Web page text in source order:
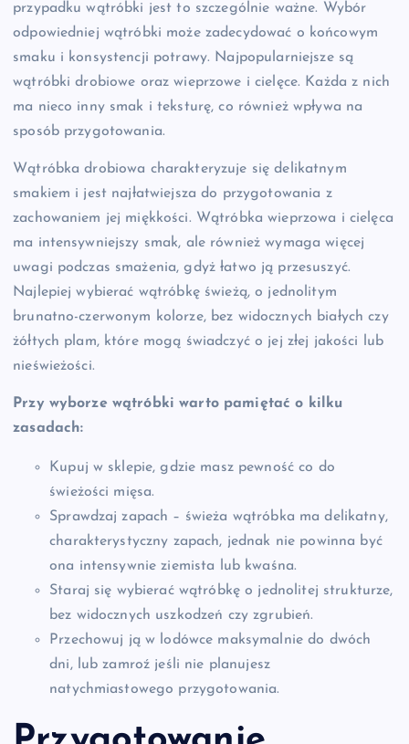
przypadku wątróbki jest to szczególnie ważne. Wybór
odpowiedniej wątróbki może zadecydować o końcowym
smaku i konsystencji potrawy. Najpopularniejsze są
wątróbki drobiowe oraz wieprzowe i cielęce. Każda z nich
ma nieco inny smak i teksturę, co również wpływa na
sposób przygotowania.
Wątróbka drobiowa charakteryzuje się delikatnym
smakiem i jest najłatwiejsza do przygotowania z
zachowaniem jej miękkości. Wątróbka wieprzowa i cielęca
ma intensywniejszy smak, ale również wymaga więcej
uwagi podczas smażenia, gdyż łatwo ją przesuszyć.
Najlepiej wybierać wątróbkę świeżą, o jednolitym
brunatno-czerwonym kolorze, bez widocznych białych czy
żółtych plam, które mogą świadczyć o jej złej jakości lub
nieświeżości.
Przy wyborze wątróbki warto pamiętać o kilku
zasadach:
Kupuj w sklepie, gdzie masz pewność co do
świeżości mięsa.
Sprawdzaj zapach – świeża wątróbka ma delikatny,
charakterystyczny zapach, jednak nie powinna być
ona intensywnie ziemista lub kwaśna.
Staraj się wybierać wątróbkę o jednolitej strukturze,
bez widocznych uszkodzeń czy zgrubień.
Przechowuj ją w lodówce maksymalnie do dwóch
dni, lub zamroź jeśli nie planujesz
natychmiastowego przygotowania.